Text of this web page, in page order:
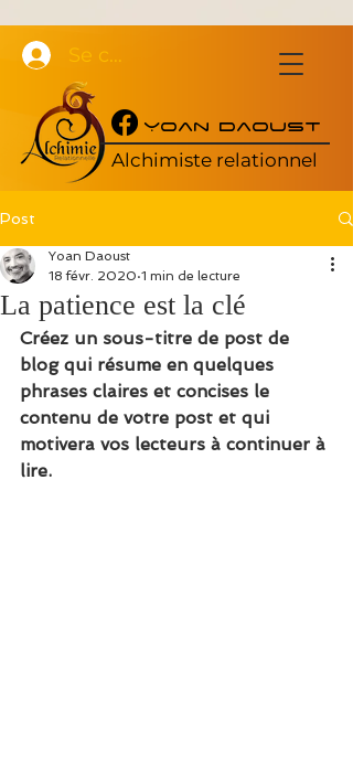
Se connecter
Yoan Daoust
Alchimiste relationnel
Post
La patience est la clé
Yoan Daoust
18 févr. 2020 1 min de lecture
Créez un sous-titre de post de
blog qui résume en quelques
phrases claires et concises le
contenu de votre post et qui
motivera vos lecteurs à continuer à
lire.